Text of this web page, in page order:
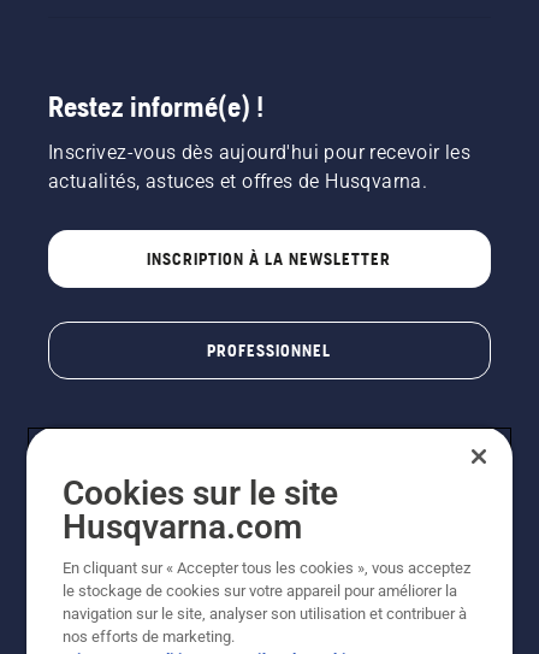
Restez informé(e) !
Inscrivez-vous dès aujourd'hui pour recevoir les
actualités, astuces et offres de Husqvarna.
INSCRIPTION À LA NEWSLETTER
PROFESSIONNEL
© Husqvarna AB (publ). Tous droits réservés. Les prix
indiqués sont des prix de vente conseillés. Photos non
Cookies sur le site
Husqvarna.com
En cliquant sur « Accepter tous les cookies », vous acceptez
le stockage de cookies sur votre appareil pour améliorer la
navigation sur le site, analyser son utilisation et contribuer à
nos efforts de marketing.